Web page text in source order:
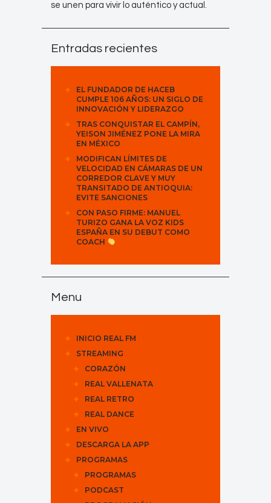
se unen para vivir lo auténtico y actual.
Entradas recientes
EL FUNDADOR DE HACEB
CUMPLE 106 AÑOS: UN SIGLO DE
INNOVACIÓN Y LIDERAZGO
TRAS CONQUISTAR EL CAMPÍN,
YEISON JIMÉNEZ PONE LA MIRA
EN MÉXICO
MODIFICAN LÍMITES DE
VELOCIDAD EN CÁMARAS DE UN
CORREDOR CLAVE Y MUY
TRANSITADO DE ANTIOQUIA:
EVITE SANCIONES
CON PASO FIRME: MANUEL
TURIZO GANA LA VOZ KIDS
ESPAÑA EN SU DEBUT COMO
COACH
Menu
INICIO REAL FM
STREAMING
CORAZÓN
REAL VALLENATA
REAL RETRO
REAL DANCE
EN VIVO
DESCARGA LA APP
PROGRAMAS
PROGRAMAS
PODCAST